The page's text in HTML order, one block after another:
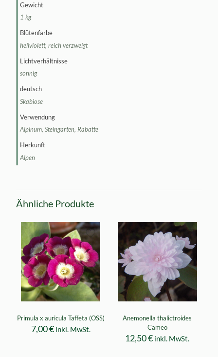
Gewicht
1 kg
Blütenfarbe
hellviolett, reich verzweigt
Lichtverhältnisse
sonnig
deutsch
Skabiose
Verwendung
Alpinum, Steingarten, Rabatte
Herkunft
Alpen
Ähnliche Produkte
Primula x auricula Taffeta (OSS)
7,00€ inkl. MwSt.
Anemonella thalictroides
Cameo
12,50€ inkl. MwSt.